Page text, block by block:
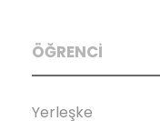
ÖĞRENCİ
Yerleşke